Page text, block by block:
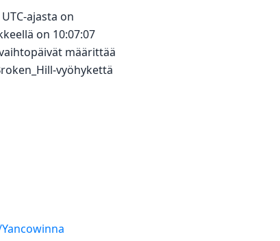
ajasta on
on 10:07:07
määrittää
vyöhykettä